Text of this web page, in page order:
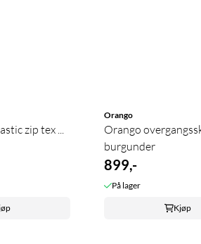
zip tex ...
Orango
Orango
burgunder
899,-
På lager
Kjøp